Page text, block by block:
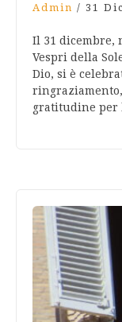
Admin / 31
Il 31 dicembre,
Vespri della
Dio, si è
gratitudine per